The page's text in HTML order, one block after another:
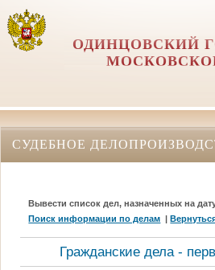
ОДИНЦОВСКИЙ
СУДЕБНОЕ
Вывести список дел, назначенных на
Поиск информации по делам |
Гражданские дела -